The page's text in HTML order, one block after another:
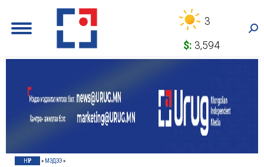
3
$: 3,594
НҮҮР » МЭДЭЭ»